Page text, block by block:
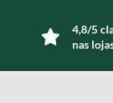
4,8/5
nas